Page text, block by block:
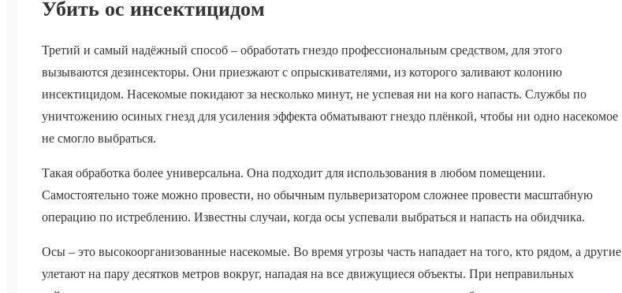
Убить ос инсектицидом
Третий и самый надёжный способ – обработать гнездо профессиональным средством, для этого
вызываются дезинсекторы. Они приезжают с опрыскивателями, из которого заливают колонию
инсектицидом. Насекомые покидают за несколько минут, не успевая ни на кого напасть. Службы по
уничтожению осиных гнезд для усиления эффекта обматывают гнездо плёнкой, чтобы ни одно насекомое
не смогло выбраться.
Такая обработка более универсальна. Она подходит для использования в любом помещении.
Самостоятельно тоже можно провести, но обычным пульверизатором сложнее провести масштабную
операцию по истреблению. Известны случаи, когда осы успевали выбраться и напасть на обидчика.
Осы – это высокоорганизованные насекомые. Во время угрозы часть нападает на того, кто рядом, а другие
улетают на пару десятков метров вокруг, нападая на все движущиеся объекты. При неправильных